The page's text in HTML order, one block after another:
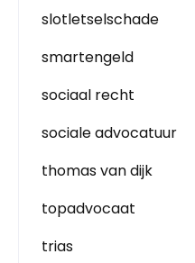
slotletselschade
smartengeld
sociaal recht
sociale advocatuur
thomas van dijk
topadvocaat
trias